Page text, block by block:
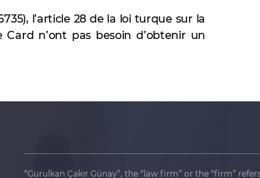
l’article 28 de la loi turque sur la
n’ont pas besoin d’obtenir un
“Gurulkan Çakır Günay”, the “law firm” or the “firm”